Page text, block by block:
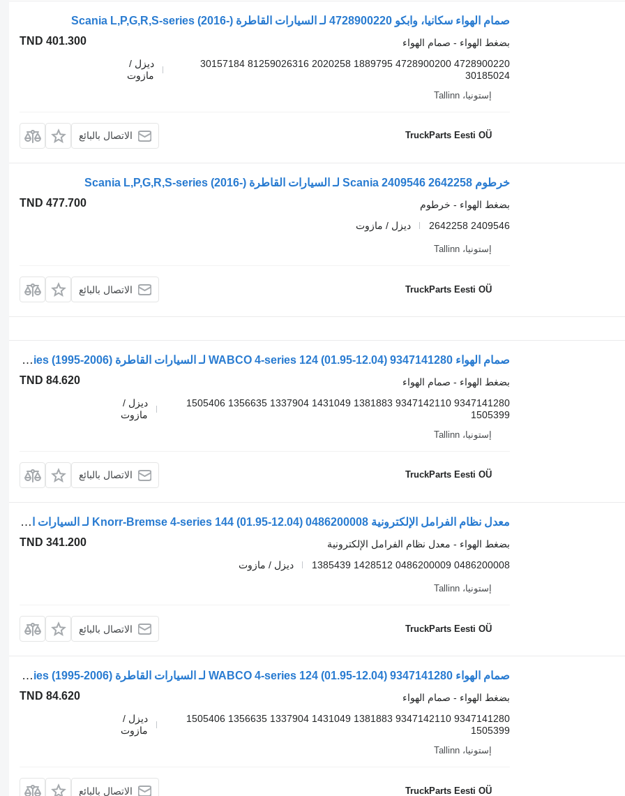
صمام الهواء سكانيا، وابكو 4728900220 لـ السيارات القاطرة Scania L,P,G,R,S-series (2016-)
TND 401.300
بضغط الهواء - صمام الهواء
4728900220 4728900200 1889795 2020258 81259026316 30157184
30185024
ديزل /
مازوت
إستونيا، Tallinn
TruckParts Eesti OÜ الاتصال بالبائع
خرطوم Scania 2409546 2642258 لـ السيارات القاطرة Scania L,P,G,R,S-series (2016-)
TND 477.700
بضغط الهواء - خرطوم
2409546 2642258
ديزل / مازوت
إستونيا، Tallinn
TruckParts Eesti OÜ الاتصال بالبائع
صمام الهواء WABCO 4-series 124 (01.95-12.04) 9347141280 لـ السيارات القاطرة Scania 4-series (1995-2006)
TND 84.620
بضغط الهواء - صمام الهواء
9347141280 9347142110 1381883 1431049 1337904 1356635 1505406
1505399
ديزل /
مازوت
إستونيا، Tallinn
TruckParts Eesti OÜ الاتصال بالبائع
معدل نظام الفرامل الإلكترونية Knorr-Bremse 4-series 144 (01.95-12.04) 0486200008 لـ السيارات القاطرة Scania 4-series (1995-2006)
TND 341.200
بضغط الهواء - معدل نظام الفرامل الإلكترونية
0486200008 0486200009 1428512 1385439
ديزل / مازوت
إستونيا، Tallinn
TruckParts Eesti OÜ الاتصال بالبائع
صمام الهواء WABCO 4-series 124 (01.95-12.04) 9347141280 لـ السيارات القاطرة Scania 4-series (1995-2006)
TND 84.620
بضغط الهواء - صمام الهواء
9347141280 9347142110 1381883 1431049 1337904 1356635 1505406
1505399
ديزل /
مازوت
إستونيا، Tallinn
TruckParts Eesti OÜ الاتصال بالبائع